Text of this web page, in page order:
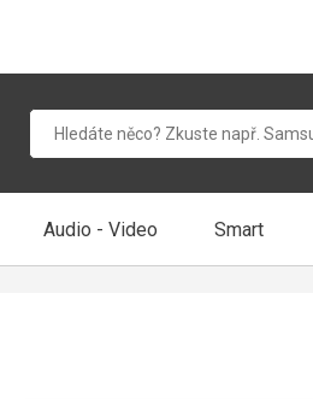
Audio - Video Smart